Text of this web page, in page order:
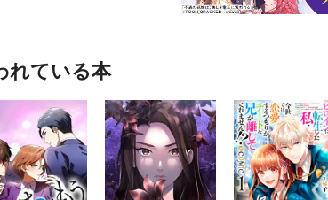
れている本